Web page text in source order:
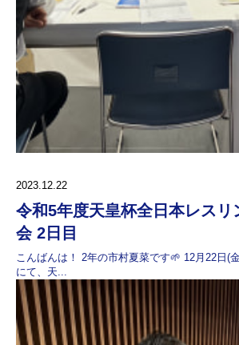
2023.12.22
令和5年度天皇杯全日本レスリ
会 2日目
こんばんは！ 2年の市村夏菜です🌱 12月22日(
にて、天...